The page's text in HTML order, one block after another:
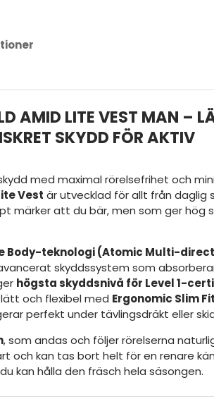
AMID LITE VEST MAN –
SKYDD FÖR AKTIV
med maximal rörelsefrihet och
Vest är utvecklad för allt från daglig
märker att du bär, men som ger hög
Body-teknologi (Atomic Multi-
skyddssystem som
högsta skyddsnivå för Level 1-
och flexibel med Ergonomic Slim Fit
perfekt under tävlingsdräkt eller
, som andas och följer rörelserna
och kan tas bort helt för en renare
kan hålla den fräsch hela säsongen.